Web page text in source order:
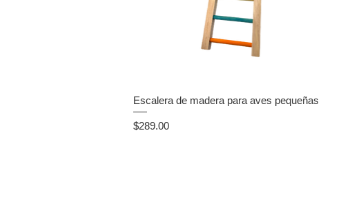
Escalera de madera para aves pequeñas
Precio
$289.00